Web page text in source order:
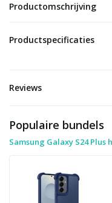
Productomschrijving
Productspecificaties
Reviews
Populaire bundels
Samsung Galaxy S24